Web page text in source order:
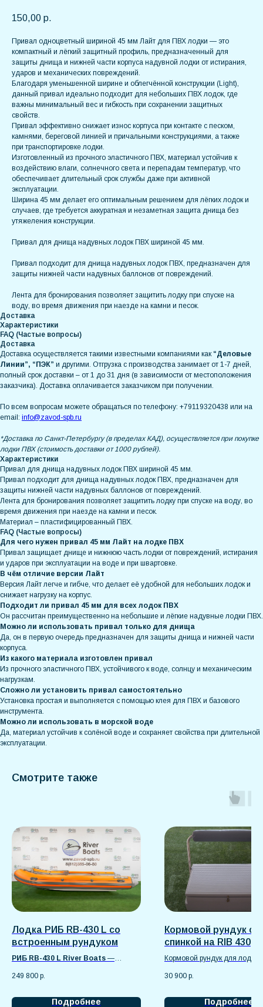
150,00 р.
Привал одноцветный шириной 45 мм Лайт для ПВХ лодки — это
компактный и лёгкий защитный профиль, предназначенный для
защиты днища и нижней части корпуса надувной лодки от истирания,
ударов и механических повреждений.
Благодаря уменьшенной ширине и облегчённой конструкции (Light),
данный привал идеально подходит для небольших ПВХ лодок, где
важны минимальный вес и гибкость при сохранении защитных
свойств.
Привал эффективно снижает износ корпуса при контакте с песком,
камнями, береговой линией и причальными конструкциями, а также
при транспортировке лодки.
Изготовленный из прочного эластичного ПВХ, материал устойчив к
воздействию влаги, солнечного света и перепадам температур, что
обеспечивает длительный срок службы даже при активной
эксплуатации.
Ширина 45 мм делает его оптимальным решением для лёгких лодок и
случаев, где требуется аккуратная и незаметная защита днища без
утяжеления конструкции.
Привал для днища надувных лодок ПВХ шириной 45 мм.
Привал подходит для днища надувных лодок ПВХ, предназначен для
защиты нижней части надувных баллонов от повреждений.
Лента для бронирования позволяет защитить лодку при спуске на
воду, во время движения при наезде на камни и песок.
Доставка
Характеристики
FAQ (Частые вопросы)
Доставка
Доставка осуществляется такими известными компаниями как “Деловые
Линии”, “ПЭК” и другими. Отгрузка с производства занимает от 1-7 дней,
полный срок доставки – от 1 до 31 дня (в зависимости от местоположения
заказчика). Доставка оплачивается заказчиком при получении.
По всем вопросам можете обращаться по телефону: +79119320438 или на
email: info@zavod-spb.ru
*Доставка по Санкт-Петербургу (в пределах КАД), осуществляется при покупке
лодки ПВХ (стоимость доставки от 1000 рублей).
Характеристики
Привал для днища надувных лодок ПВХ шириной 45 мм.
Привал подходит для днища надувных лодок ПВХ, предназначен для
защиты нижней части надувных баллонов от повреждений.
Лента для бронирования позволяет защитить лодку при спуске на воду, во
время движения при наезде на камни и песок.
Материал – пластифицированный ПВХ.
FAQ (Частые вопросы)
Для чего нужен привал 45 мм Лайт на лодке ПВХ
Привал защищает днище и нижнюю часть лодки от повреждений, истирания
и ударов при эксплуатации на воде и при швартовке.
В чём отличие версии Лайт
Версия Лайт легче и гибче, что делает её удобной для небольших лодок и
снижает нагрузку на корпус.
Подходит ли привал 45 мм для всех лодок ПВХ
Он рассчитан преимущественно на небольшие и лёгкие надувные лодки ПВХ.
Можно ли использовать привал только для днища
Да, он в первую очередь предназначен для защиты днища и нижней части
корпуса.
Из какого материала изготовлен привал
Из прочного эластичного ПВХ, устойчивого к воде, солнцу и механическим
нагрузкам.
Сложно ли установить привал самостоятельно
Установка простая и выполняется с помощью клея для ПВХ и базового
инструмента.
Можно ли использовать в морской воде
Да, материал устойчив к солёной воде и сохраняет свойства при длительной
эксплуатации.
Смотрите также
Лодка РИБ RB-430 L со
встроенным рундуком
РИБ RB-430 L River Boats —
430 см для рыбалки, охоты и
жёсткое стеклопластиковое дно
249 800 р.
Подробнее
Кормовой рундук со
спинкой на RIB 430
Кормовой рундук для лодок
стеклопластика, устойчивого
нагрузкам.
30 900 р.
Подробнее